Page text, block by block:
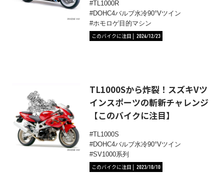
TL1000R
DOHC4バルブ水冷90°Vツイン
ホモロゲ目的マシン
このバイクに注目
2024/12/23
TL1000Sから炸裂！スズキVツ
インスポーツの斬新チャレンジ
【このバイクに注目】
TL1000S
DOHC4バルブ水冷90°Vツイン
SV1000系列
このバイクに注目
2023/10/10